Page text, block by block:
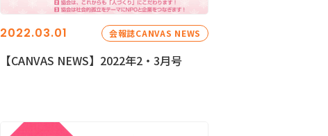
2022.03.01 会報誌CANVAS NEWS
【CANVAS NEWS】2022年2・3月号